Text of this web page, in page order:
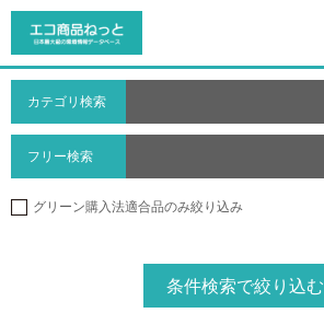
カテゴリ検索
フリー検索
グリーン購入法適合品のみ絞り込み
条件検索で絞り込む